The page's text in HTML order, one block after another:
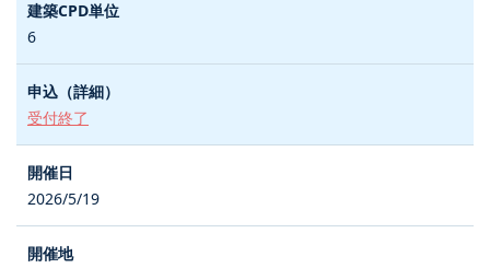
6
受付終了
2026/5/19